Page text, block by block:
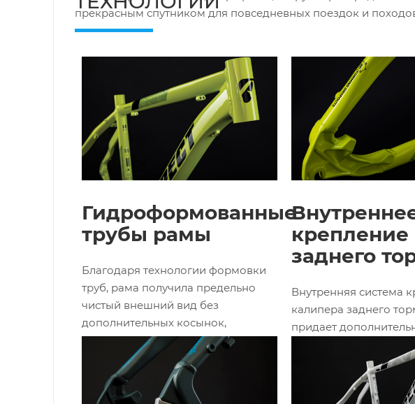
прекрасным спутником для повседневных поездок и
Гидроформованные
трубы рамы
Благодаря технологии формовки
труб, рама получила предельно
чистый внешний вид без
дополнительных косынок,
прочность и лёгкость.
крепление
заднего
Внутренняя система
калипера заднего
придает
жёсткость
обеспечивает более
точное торможение,
тормоза от боковых